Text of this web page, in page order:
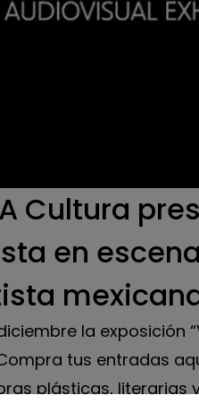
la exposición
tus entradas
plásticas,